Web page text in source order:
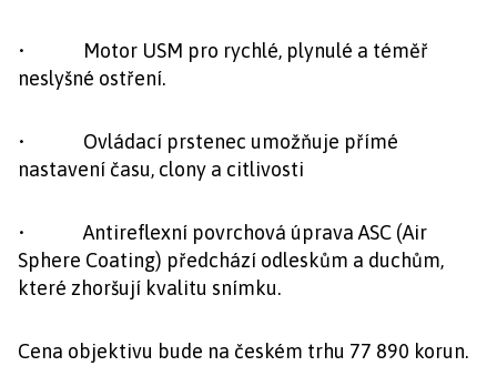
• Motor USM pro rychlé, plynulé a téměř
neslyšné ostření.
• Ovládací prstenec umožňuje přímé
nastavení času, clony a citlivosti
• Antireflexní povrchová úprava ASC (Air
Sphere Coating) předchází odleskům a duchům,
které zhoršují kvalitu snímku.
Cena objektivu bude na českém trhu 77 890 korun.